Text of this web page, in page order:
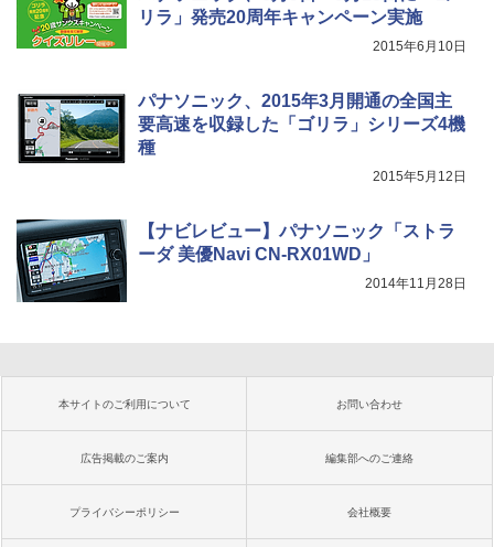
リラ」発売20周年キャンペーン実施
2015年6月10日
パナソニック、2015年3月開通の全国主
要高速を収録した「ゴリラ」シリーズ4機
種
2015年5月12日
【ナビレビュー】パナソニック「ストラ
ーダ 美優Navi CN-RX01WD」
2014年11月28日
本サイトのご利用について お問い合わせ
広告掲載のご案内 編集部へのご連絡
プライバシーポリシー 会社概要